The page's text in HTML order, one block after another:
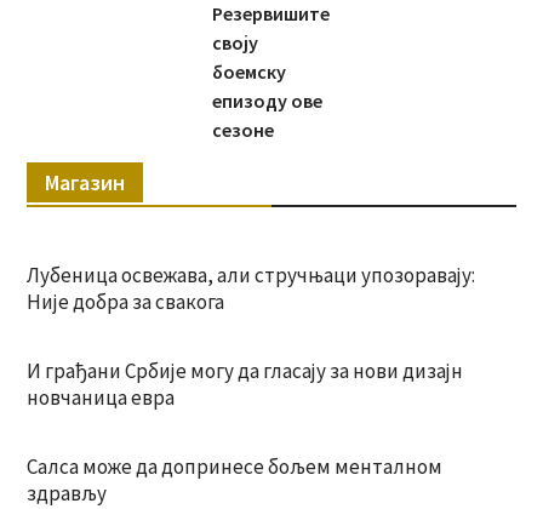
Резервишите
своју
боемску
епизоду ове
сезоне
Магазин
Лубеница освежава, али стручњаци упозоравају:
Није добра за свакога
И грађани Србије могу да гласају за нови дизајн
новчаница евра
Салса може да допринесе бољем менталном
здрављу